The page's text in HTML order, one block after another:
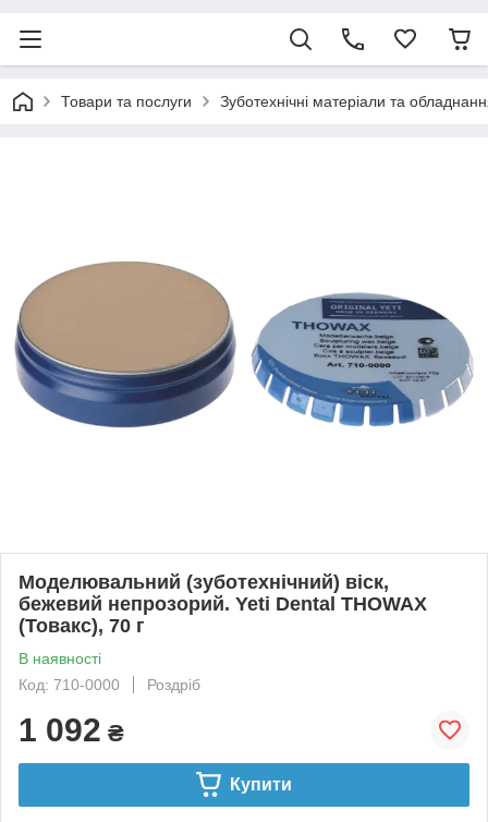
Товари та послуги Зуботехнічні матеріали та
Моделювальний (зуботехнічний) віск,
бежевий непрозорий. Yeti Dental THOWAX
(Товакс), 70 г
В наявності
Код: 710-0000
Роздріб
1 092 ₴
Купити